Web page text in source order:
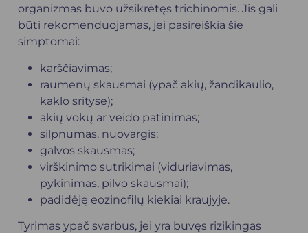
organizmas buvo užsikrėtęs trichinomis. Jis gali
būti rekomenduojamas, jei pasireiškia šie
simptomai:
karščiavimas;
raumenų skausmai (ypač akių, žandikaulio,
kaklo srityse);
akių vokų ar veido patinimas;
silpnumas, nuovargis;
galvos skausmas;
virškinimo sutrikimai (viduriavimas,
pykinimas, pilvo skausmai);
padidėję eozinofilų kiekiai kraujyje.
Tyrimas ypač svarbus, jei yra buvęs rizikingas